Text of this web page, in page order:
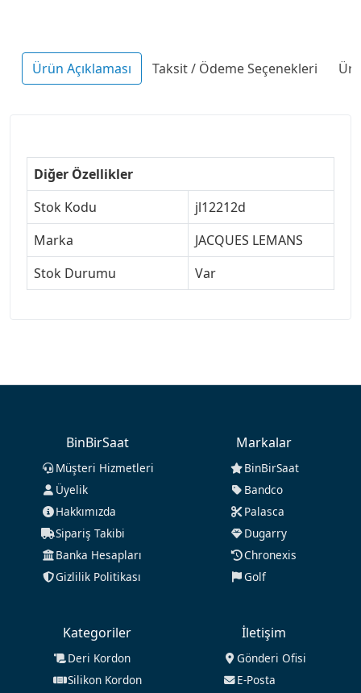
Ürün Açıklaması Taksit / Ödeme Seçenekleri
Diğer Özellikler
Stok Kodu
jl12212d
Marka
JACQUES LEMANS
Stok Durumu
Var
BinBirSaat
Müşteri Hizmetleri
Üyelik
Hakkımızda
Sipariş Takibi
Banka Hesapları
Gizlilik Politikası
Markalar
BinBirSaat
Bandco
Palasca
Dugarry
Chronexis
Golf
Kategoriler
Deri Kordon
Silikon Kordon
İletişim
Gönderi Ofisi
E-Posta